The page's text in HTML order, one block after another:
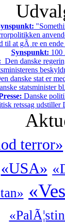
til at gÃ¸re en
Synspunkt: 100
Den danske
danske stat er
statsminister
Danske
retssag udstiller
terror»
«USA»